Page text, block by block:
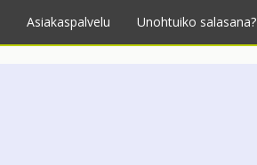
Asiakaspalvelu Unohtuiko salasana?